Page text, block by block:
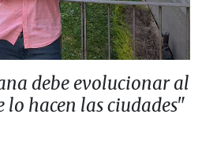
debe evolucionar al
hacen las ciudades"